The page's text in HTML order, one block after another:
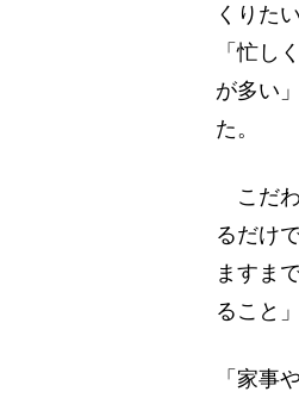
くりた
「忙し
が多い
た。
こだわ
るだけ
ますま
ること
「家事